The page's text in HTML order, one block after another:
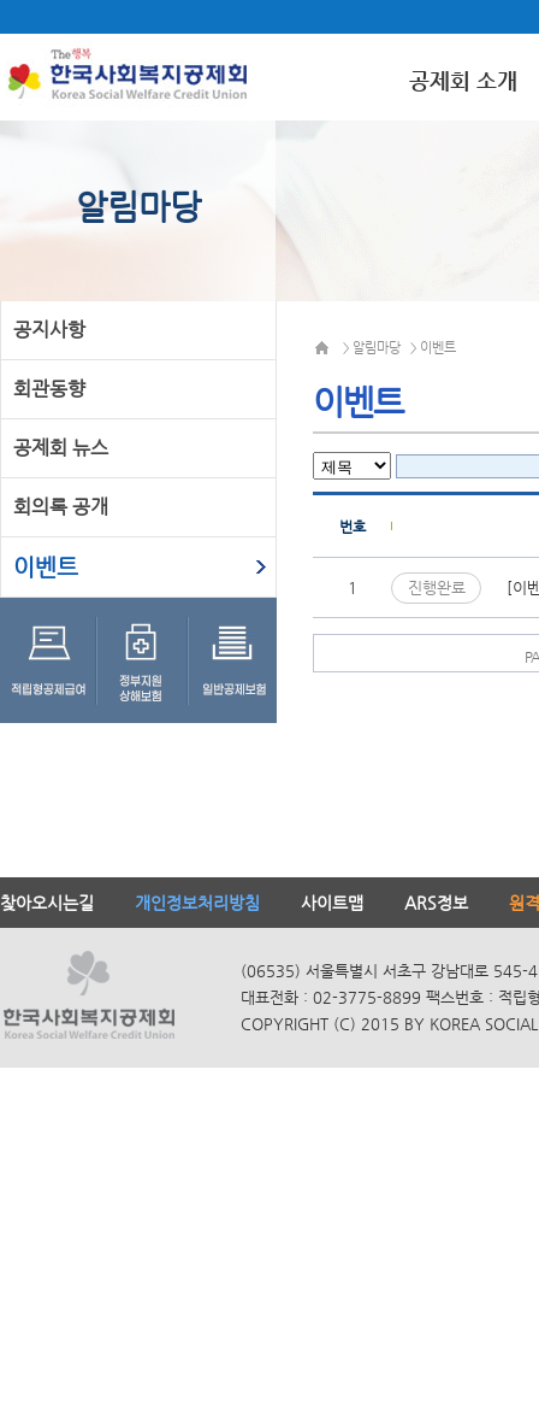
공제회 소개
알림마당
공지사항
회관동향
공제회 뉴스
회의록 공개
이벤트
> 알림마당 > 이벤트
이벤트
번호
1 진행완료 [이
찾아오시는길 개인정보처리방침 사이트맵 ARS정보 원
(06535) 서울특별시 서초구 강남대로 545-
대표전화 : 02-3775-8899 팩스번호 : 적립
COPYRIGHT (C) 2015 BY KOREA SOCIAL